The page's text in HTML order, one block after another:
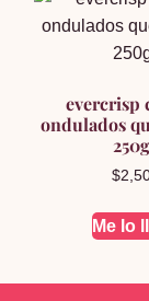
evercrisp
ondulados
$
Me lo